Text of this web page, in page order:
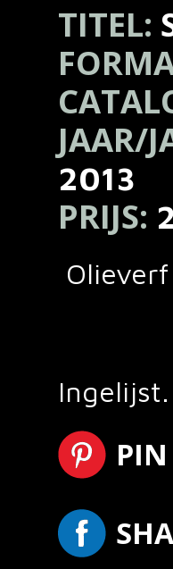
TITEL:
JAAR/
2013
PRIJS:
Ingelijst.